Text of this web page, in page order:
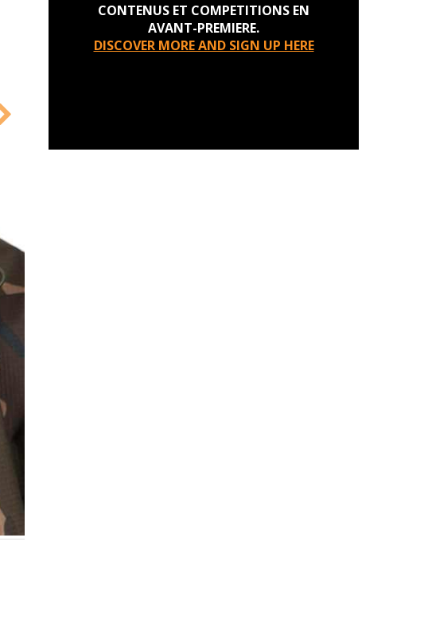
CONTENUS ET COMPETITIONS EN
AVANT-PREMIERE.
DISCOVER MORE AND SIGN UP HERE